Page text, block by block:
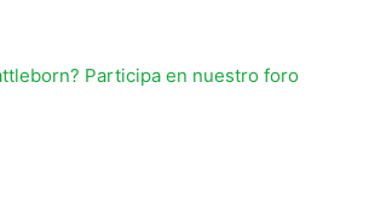
Participa en nuestro foro